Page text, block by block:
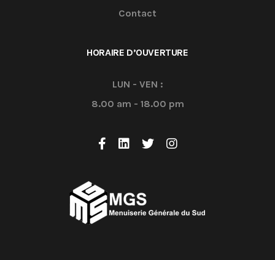
Contact
HORAIRE D’OUVERTURE
LUN - VEN :
8.00 am - 18.00 pm